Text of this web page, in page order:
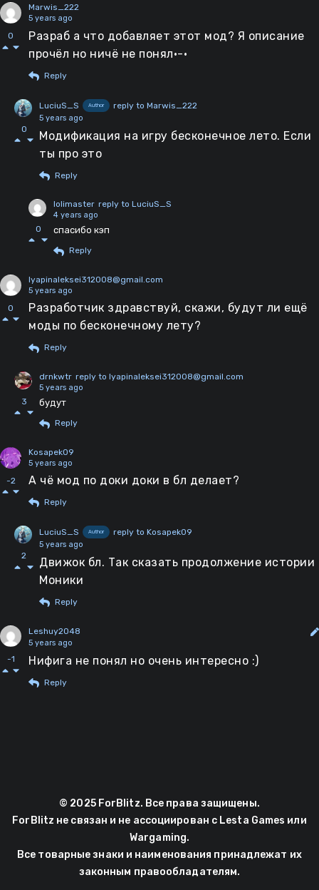
0
Marwis_222
5 years ago
Разраб а что добавляет этот мод? Я описание
прочёл но ничё не понял•-•
Reply
0
LuciuS_S Author reply to Marwis_222
5 years ago
Модификация на игру бесконечное лето. Если
ты про это
Reply
0
lolimaster reply to LuciuS_S
4 years ago
спасибо кэп
Reply
0
lyapinaleksei312008@gmail.com
5 years ago
Разработчик здравствуй, скажи, будут ли ещё
моды по бесконечному лету?
Reply
3
drnkwtr reply to lyapinaleksei312008@gmail.com
5 years ago
будут
Reply
-2
Kosapek09
5 years ago
А чё мод по доки доки в бл делает?
Reply
2
LuciuS_S Author reply to Kosapek09
5 years ago
Движок бл. Так сказать продолжение истории
Моники
Reply
-1
Leshuy2048
5 years ago
Нифига не понял но очень интересно :)
Reply
© 2025 ForBlitz. Все права защищены.
ForBlitz не связан и не ассоциирован с Lesta Games или
Wargaming.
Все товарные знаки и наименования принадлежат их
законным правообладателям.